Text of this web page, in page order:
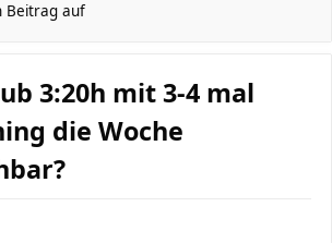
Beitrag auf
3:20h mit 3-4 mal
die Woche